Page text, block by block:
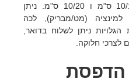
שהפופולריים שביניהם הם 10/15 ס"מ ו 10/20 ס"מ. ניתן
(מט/מבריק), לכה
ניתן לשלוח בדואר,
לצרכי חלוקה.
| הדפסת